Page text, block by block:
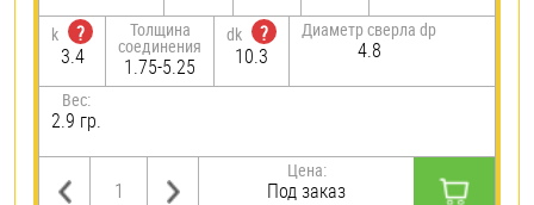
k
?
3.4
Толщина
соединения
1.75-5.25
dk
?
10.3
Диаметр сверла dp
4.8
Вес:
2.9 гр.
Цена:
Под заказ